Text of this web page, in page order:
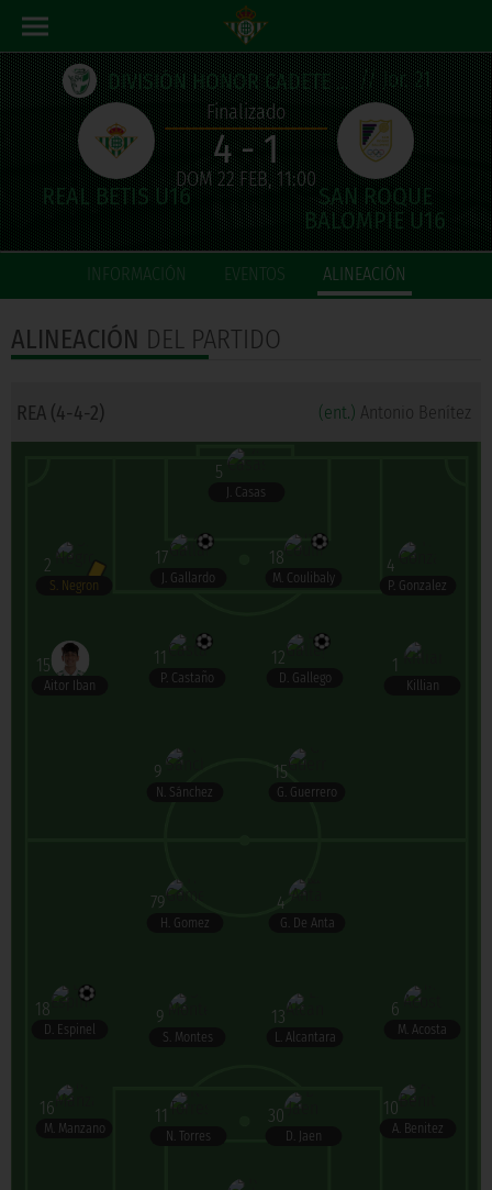
DIVISIÓN HONOR CADETE ANDALUZA // Jor. 21
Finalizado
4 - 1
DOM 22 FEB, 11:00
INFORMACIÓN EVENTOS ALINEACIÓN
ALINEACIÓN DEL PARTIDO
REA (4-4-2) (ent.) Antonio Benítez
5
J. Casas
18
M. Coulibaly
17
J. Gallardo
4
P. Gonzalez
2
S. Negron
12
D. Gallego
11
P. Castaño
1
Killian
15
Aitor Iban
15
G. Guerrero
9
N. Sánchez
11
N. Torres
30
D. Jaen
16
M. Manzano
10
A. Benitez
9
S. Montes
13
L. Alcantara
18
D. Espinel
6
M. Acosta
79
H. Gomez
4
G. De Anta